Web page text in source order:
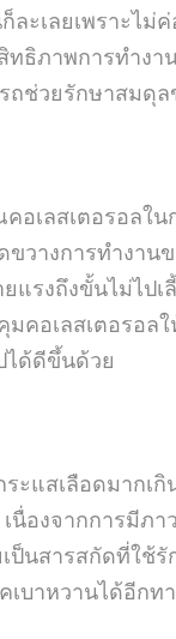
ะเลยเพราะไ
ภาพการทำงา
ช่วยรักษาสมดุ
เลสเตอรอลใ
วางการทำงา
แรงถึงขั้นไม่ไ
คอเลสเตอรอ
ได้ดีขึ้นด้วย
ะแสเลือดมาก
องจากการมีภ
ป็นสารสกัดที่ใช้
เบาหวานได้อีกท